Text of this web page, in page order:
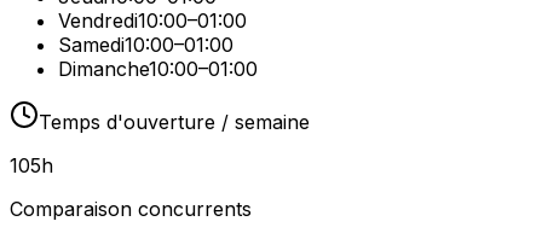
Vendredi10:00–01:00
Samedi10:00–01:00
Dimanche10:00–01:00
Temps d'ouverture / semaine
105h
Comparaison concurrents